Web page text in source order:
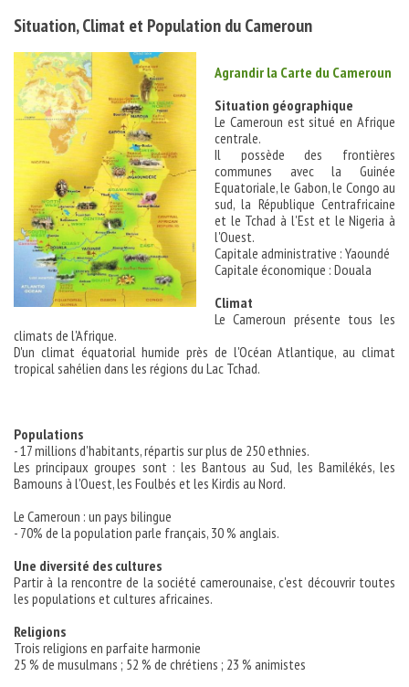
Situation, Climat et Population du Cameroun
Agrandir la Carte du Cameroun
Situation géographique
Le Cameroun est situé en Afrique
centrale.
Il possède des frontières
communes avec la Guinée
Equatoriale, le Gabon, le Congo au
sud, la République Centrafricaine
et le Tchad à l'Est et le Nigeria à
l'Ouest.
Capitale administrative : Yaoundé
Capitale économique : Douala
Climat
Le Cameroun présente tous les
climats de l'Afrique.
D'un climat équatorial humide près de l'Océan Atlantique, au climat
tropical sahélien dans les régions du Lac Tchad.
Populations
- 17 millions d'habitants, répartis sur plus de 250 ethnies.
Les principaux groupes sont : les Bantous au Sud, les Bamilékés, les
Bamouns à l'Ouest, les Foulbés et les Kirdis au Nord.
Le Cameroun : un pays bilingue
- 70% de la population parle français, 30 % anglais.
Une diversité des cultures
Partir à la rencontre de la société camerounaise, c'est découvrir toutes
les populations et cultures africaines.
Religions
Trois religions en parfaite harmonie
25 % de musulmans ; 52 % de chrétiens ; 23 % animistes